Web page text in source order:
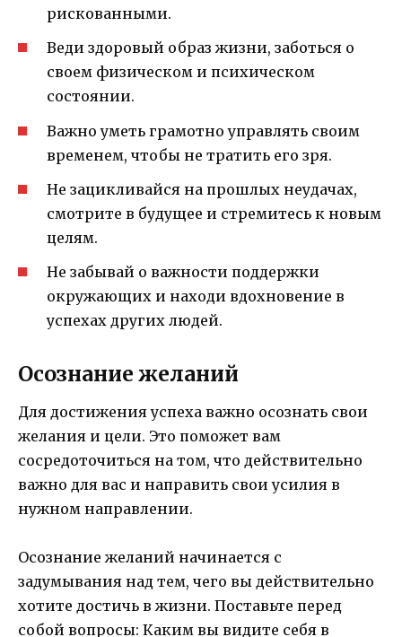
рискованными.
Веди здоровый образ жизни, заботься о
своем физическом и психическом
состоянии.
Важно уметь грамотно управлять своим
временем, чтобы не тратить его зря.
Не зацикливайся на прошлых неудачах,
смотрите в будущее и стремитесь к новым
целям.
Не забывай о важности поддержки
окружающих и находи вдохновение в
успехах других людей.
Осознание желаний
Для достижения успеха важно осознать свои
желания и цели. Это поможет вам
сосредоточиться на том, что действительно
важно для вас и направить свои усилия в
нужном направлении.
Осознание желаний начинается с
задумывания над тем, чего вы действительно
хотите достичь в жизни. Поставьте перед
собой вопросы: Каким вы видите себя в